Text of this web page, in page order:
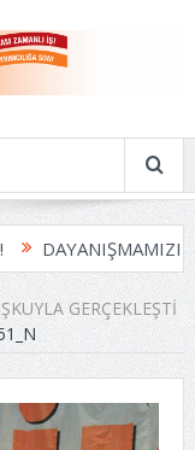
DAYANIŞMAMIZI
GERÇEKLEŞTI